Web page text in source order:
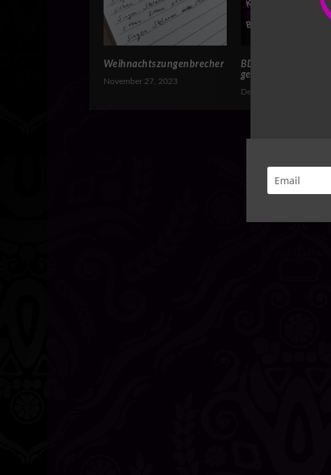
Weihnachtszungenbrecher
November 27, 2023
BDSM-Einstieg leicht
gemacht
Dezember 7, 2022